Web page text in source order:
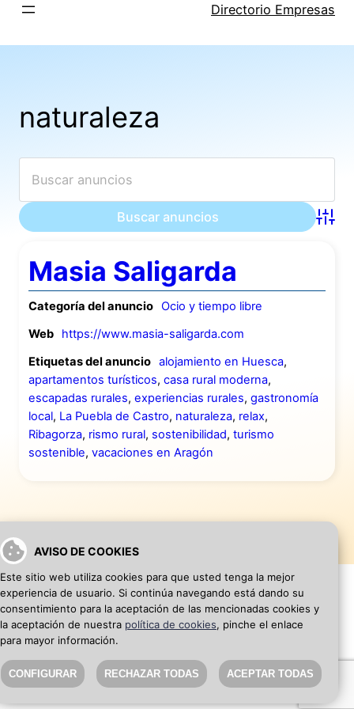
AVISO DE COOKIES
Este sitio web utiliza cookies para que usted tenga la mejor
experiencia de usuario. Si continúa navegando está dando su
consentimiento para la aceptación de las mencionadas cookies y
la aceptación de nuestra política de cookies, pinche el enlace
para mayor información.
CONFIGURAR RECHAZAR TODAS ACEPTAR TODAS
Saltar
Directorio Empresas
naturaleza
Masia Saligarda
Categoría del anuncio Ocio y tiempo libre
Web
https://www.masia-saligarda.com
Etiquetas del anuncio alojamiento en Huesca,
apartamentos turísticos, casa rural moderna,
escapadas rurales, experiencias rurales, gastronomía
local, La Puebla de Castro, naturaleza, relax,
Ribagorza, rismo rural, sostenibilidad, turismo
sostenible, vacaciones en Aragón
VOLVER A INICIO AÑADIR WEB DE EMPRESA
SEO Blog· Aviso Legal·Política de privacidad